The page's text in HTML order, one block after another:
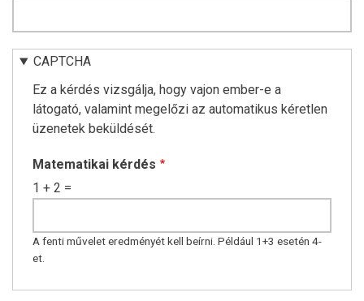
CAPTCHA
Ez a kérdés vizsgálja, hogy vajon ember-e a
látogató, valamint megelőzi az automatikus kéretlen
üzenetek beküldését.
Matematikai kérdés
1 + 2 =
A fenti művelet eredményét kell beírni. Például 1+3 esetén 4-
et.